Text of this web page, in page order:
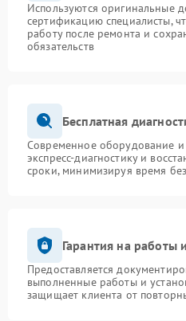
Используются оригинальные
сертификацию специалисты,
работу после ремонта и
обязательств
Бесплатная
Современное оборудование и
экспресс-диагностику и
сроки, минимизируя время
Гарантия на работы
Предоставляется
выполненные работы и
защищает клиента от